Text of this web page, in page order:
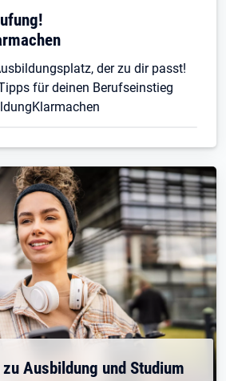
der zu dir passt!
für deinen Berufseinstieg
Ausbildung und Studium